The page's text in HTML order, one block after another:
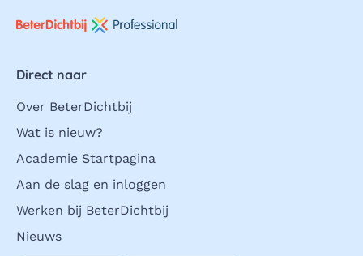
Direct naar
Over BeterDichtbij
Wat is nieuw?
Academie Startpagina
Aan de slag en inloggen
Werken bij BeterDichtbij
Nieuws